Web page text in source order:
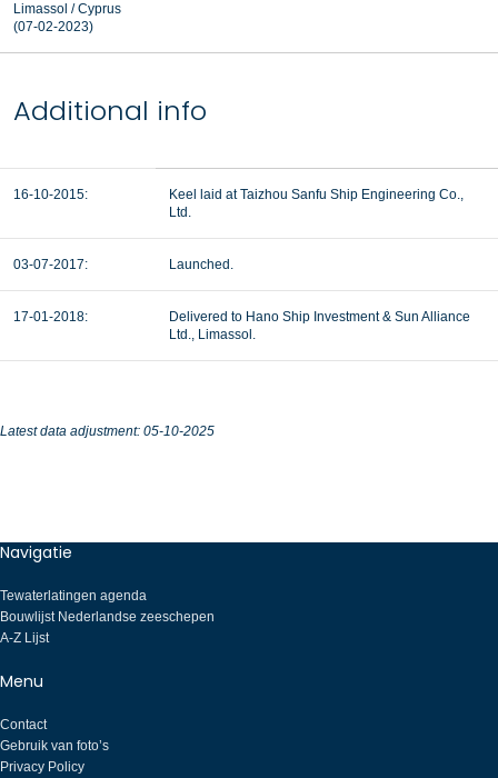
Limassol / Cyprus
(07-02-2023)
Additional info
16-10-2015:
Keel laid at Taizhou Sanfu Ship Engineering Co.,
Ltd.
03-07-2017: Launched.
17-01-2018:
Delivered to Hano Ship Investment & Sun Alliance
Ltd., Limassol.
Latest data adjustment: 05-10-2025
Navigatie
Tewaterlatingen agenda
Bouwlijst Nederlandse zeeschepen
A-Z Lijst
Menu
Contact
Gebruik van foto’s
Privacy Policy